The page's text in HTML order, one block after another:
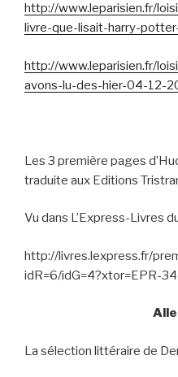
http://www.leparisien.fr/
livre-que-lisait-harry-
http://www.leparisien.fr/
avons-lu-des-hier-04-12-
Les 3 première pages
traduite aux Editions
Vu dans L’Express-Livres
http://livres.lexpress.fr/
idR=6/idG=4?xtor=EPR-
La sélection littéraire de